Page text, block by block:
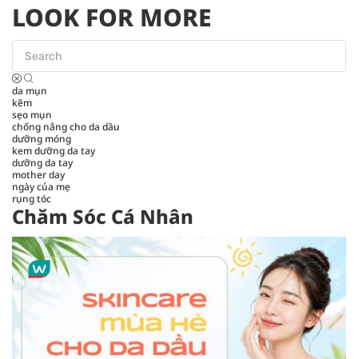
LOOK FOR MORE
da mụn
kẽm
sẹo mụn
chống nắng cho da dầu
dưỡng móng
kem dưỡng da tay
dưỡng da tay
mother day
ngày của mẹ
rụng tóc
Chăm Sóc Cá Nhân